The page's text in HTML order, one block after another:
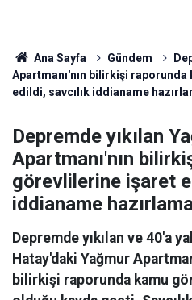
Ana Sayfa Gündem
Apartmanı'nın bilirkişi
edildi, savcılık iddianame
Depremde yıkılan
Apartmanı'nın
görevlilerine işaret
iddianame
Depremde yıkılan ve 40'a
Hatay'daki Yağmur
bilirkişi raporunda kamu